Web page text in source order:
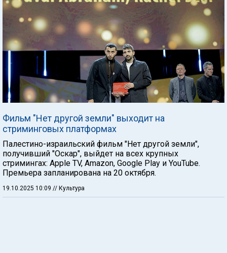
Фильм "Нет другой земли" выходит на
стриминговых платформах
Палестино-израильский фильм "Нет другой земли",
получивший "Оскар", выйдет на всех крупных
стримингах: Apple TV, Amazon, Google Play и YouTube.
Премьера запланирована на 20 октября.
19.10.2025 10:09 // Культура